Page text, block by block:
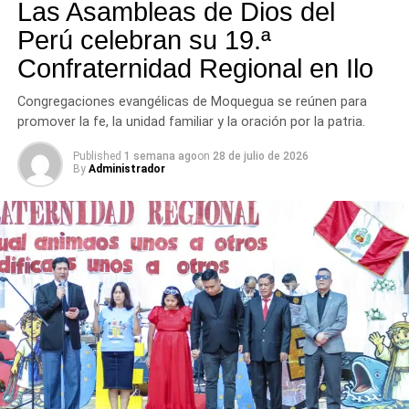
moderada a fuerte en intensidad en Moquegua
tres provincias del departamento.
Las Asambleas de Dios del
Perú celebran su 19.ª
Confraternidad Regional en Ilo
Congregaciones evangélicas de Moquegua se reúnen para
promover la fe, la unidad familiar y la oración por la patria.
Published 1 semana agoon 28 de julio de 2026
By Administrador